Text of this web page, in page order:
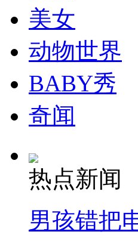
消防员救轻生者
纽约上演“枕头大战”
美女
动物世界
BABY秀
奇闻
热点新闻
男孩错把